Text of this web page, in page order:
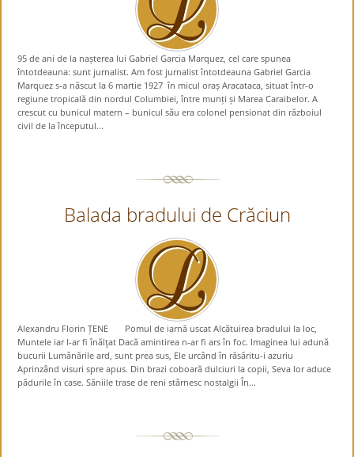
95 de ani de la nașterea lui Gabriel Garcia Marquez, cel care spunea
întotdeauna: sunt jurnalist. Am fost jurnalist întotdeauna Gabriel Garcia
Marquez s-a născut la 6 martie 1927 în micul oraș Aracataca, situat într-o
regiune tropicală din nordul Columbiei, între munți și Marea Caraibelor. A
crescut cu bunicul matern – bunicul său era colonel pensionat din războiul
civil de la începutul...
Balada bradului de Crăciun
Alexandru Florin ȚENE Pomul de iarnă uscat Alcătuirea bradului la loc,
Muntele iar l-ar fi înălţat Dacă amintirea n-ar fi ars în foc. Imaginea lui adună
bucurii Lumânările ard, sunt prea sus, Ele urcând în răsăritu-i azuriu
Aprinzând visuri spre apus. Din brazi coboară dulciuri la copii, Seva lor aduce
pădurile în case. Săniile trase de reni stârnesc nostalgii În...